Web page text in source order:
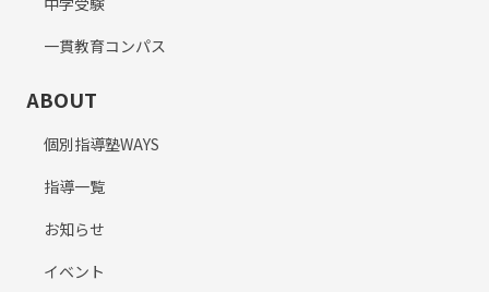
一貫教育コンパス
ABOUT
個別指導塾WAYS
指導一覧
お知らせ
イベント